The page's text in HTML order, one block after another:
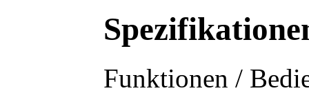
Funktionen /